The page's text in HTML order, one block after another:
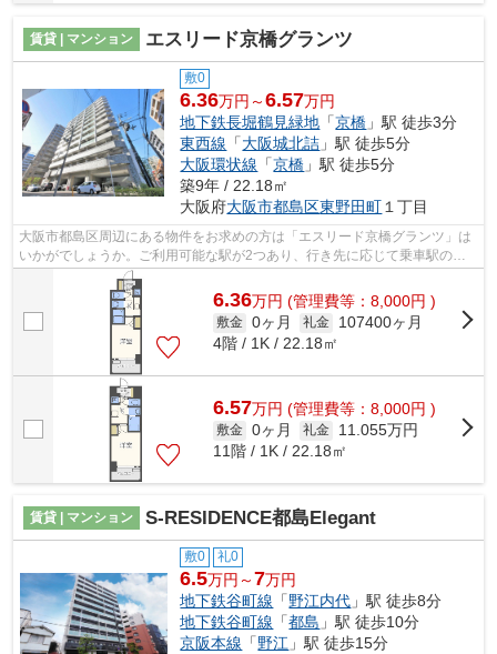
賃貸 | マンション エスリード京橋グランツ
敷0
6.36万円～6.57万円
地下鉄長堀鶴見緑地 「京橋 」駅 徒歩3分
東西線 「大阪城北詰 」駅 徒歩5分
大阪環状線 「京橋 」駅 徒歩5分
築9年 / 22.18㎡
大阪府大阪市都島区東野田町 １丁目
大阪市都島区周辺にある物件をお求めの方は「エスリード京橋グランツ」は
いかがでしょうか。ご利用可能な駅が2つあり、行き先に応じて乗車駅の使
い分けができます。駅から徒歩3分とい...
6.36万円 (管理費等：8,000円 )
敷金 0ヶ月 礼金
107400ヶ月
4階 / 1K / 22.18㎡
6.57万円 (管理費等：8,000円 )
敷金 0ヶ月 礼金
11.055万円
11階 / 1K / 22.18㎡
賃貸 | マンション S-RESIDENCE都島Elegant
敷0 礼0
6.5万円～7万円
地下鉄谷町線 「野江内代 」駅 徒歩8分
地下鉄谷町線 「都島 」駅 徒歩10分
京阪本線 「野江 」駅 徒歩15分